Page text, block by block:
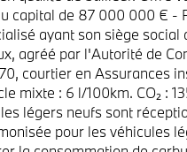
capital de 87 000 000 € -
ayant son siège social
agréé par l'Autorité de
courtier en Assurances
mixte : 6 l/100km. CO₂ :
légers neufs sont
pour les véhicules